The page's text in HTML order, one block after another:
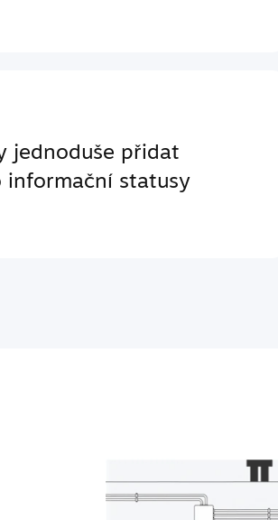
jednoduše přidat
informační statusy